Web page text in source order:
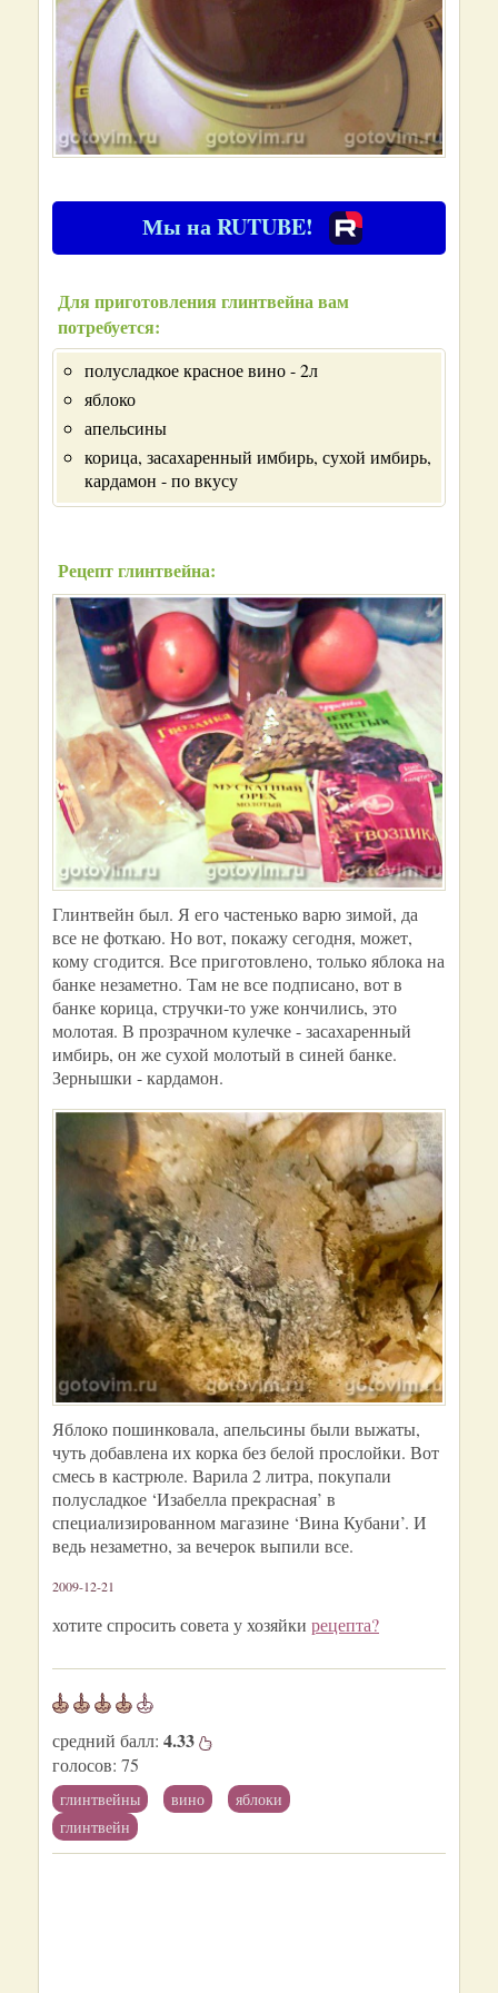
Мы на RUTUBE!
Для приготовления глинтвейна вам
потребуется:
полусладкое красное вино - 2л
яблоко
апельсины
корица, засахаренный имбирь, сухой имбирь,
кардамон - по вкусу
Рецепт глинтвейна:
Глинтвейн был. Я его частенько варю зимой, да
все не фоткаю. Но вот, покажу сегодня, может,
кому сгодится. Все приготовлено, только яблока на
банке незаметно. Там не все подписано, вот в
банке корица, стручки-то уже кончились, это
молотая. В прозрачном кулечке - засахаренный
имбирь, он же сухой молотый в синей банке.
Зернышки - кардамон.
Яблоко пошинковала, апельсины были выжаты,
чуть добавлена их корка без белой прослойки. Вот
смесь в кастрюле. Варила 2 литра, покупали
полусладкое ‘Изабелла прекрасная’ в
специализированном магазине ‘Вина Кубани’. И
ведь незаметно, за вечерок выпили все.
2009-12-21
хотите спросить совета у хозяйки рецепта?
средний балл: 4.33
голосов: 75
глинтвейны вино
яблоки
глинтвейн